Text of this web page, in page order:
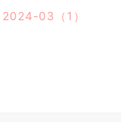
2024-03（1）